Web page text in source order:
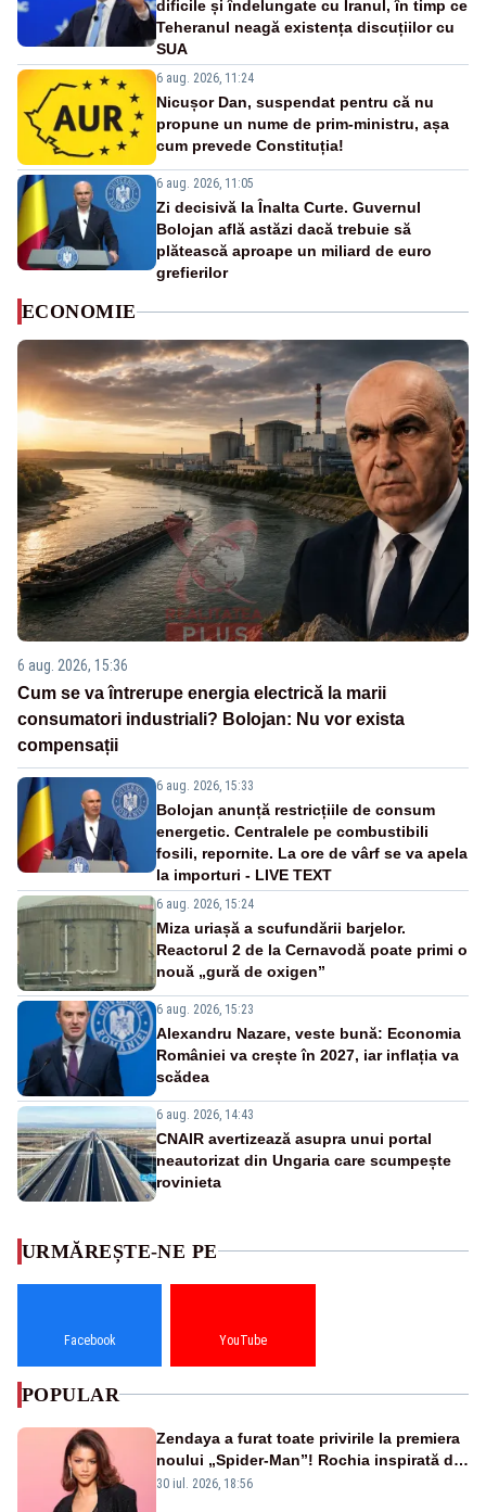
dificile și îndelungate cu Iranul, în timp ce
Teheranul neagă existența discuțiilor cu
SUA
6 aug. 2026, 11:24
Nicușor Dan, suspendat pentru că nu
propune un nume de prim-ministru, așa
cum prevede Constituția!
6 aug. 2026, 11:05
Zi decisivă la Înalta Curte. Guvernul
Bolojan află astăzi dacă trebuie să
plătească aproape un miliard de euro
grefierilor
ECONOMIE
6 aug. 2026, 15:36
Cum se va întrerupe energia electrică la marii
consumatori industriali? Bolojan: Nu vor exista
compensații
6 aug. 2026, 15:33
Bolojan anunță restricțiile de consum
energetic. Centralele pe combustibili
fosili, repornite. La ore de vârf se va apela
la importuri - LIVE TEXT
6 aug. 2026, 15:24
Miza uriașă a scufundării barjelor.
Reactorul 2 de la Cernavodă poate primi o
nouă „gură de oxigen”
6 aug. 2026, 15:23
Alexandru Nazare, veste bună: Economia
României va crește în 2027, iar inflația va
scădea
6 aug. 2026, 14:43
CNAIR avertizează asupra unui portal
neautorizat din Ungaria care scumpește
rovinieta
URMĂREȘTE-NE PE
Facebook YouTube
POPULAR
Zendaya a furat toate privirile la premiera
noului „Spider-Man”! Rochia inspirată de
pânza de păianjen a făcut senzație
30 iul. 2026, 18:56